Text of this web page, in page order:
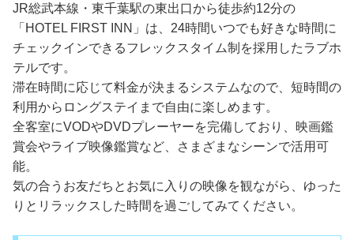
JR総武本線・東千葉駅の東出口から徒歩約12分の
「HOTEL FIRST INN」は、24時間いつでも好きな時間に
チェックインできるフレックスタイム制を採用したラブホ
テルです。
滞在時間に応じて料金が決まるシステムなので、短時間の
利用からロングステイまで自由に楽しめます。
全客室にVODやDVDプレーヤーを完備しており、映画鑑
賞会やライブ映像鑑賞など、さまざまなシーンで活用可
能。
気の合うお友だちとお気に入りの映像を観ながら、ゆった
りとリラックスした時間を過ごしてみてください。